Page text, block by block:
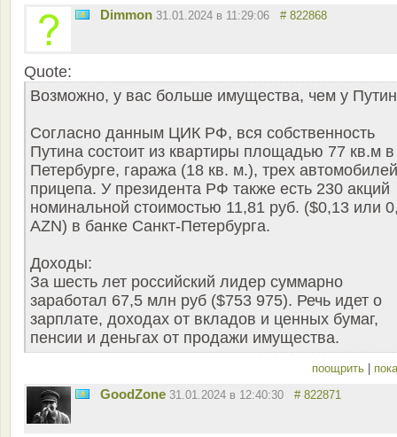
Dimmon 31.01.2024 в 11:29:06 # 822868
Quote:
Возможно, у вас больше имущества, чем у
Согласно данным ЦИК РФ, вся собственность
Путина состоит из квартиры площадью 77 кв.м в
Петербурге, гаража (18 кв. м.), трех
прицепа. У президента РФ также есть 230 акций
номинальной стоимостью 11,81 руб. ($0,13 или
AZN) в банке Санкт-Петербурга.
Доходы:
За шесть лет российский лидер суммарно
заработал 67,5 млн руб ($753 975). Речь идет о
зарплате, доходах от вкладов и ценных бумаг,
пенсии и деньгах от продажи имущества.
поощрить
GoodZone 31.01.2024 в 12:40:30 # 822871